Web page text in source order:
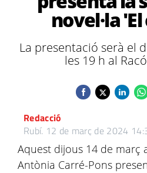
novel·la
La presentació serà el
les 19 h al
Redacció
Rubí. 12 de març de 2024
Aquest dijous 14 de març
Antònia Carré-Pons